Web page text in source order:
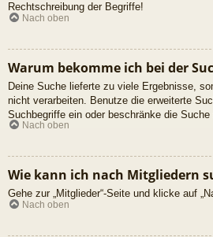
Rechtschreibung der Begriffe!
Nach oben
Warum bekomme ich bei der
Deine Suche lieferte zu viele Ergebnisse,
nicht verarbeiten. Benutze die erweiterte
Suchbegriffe ein oder beschränke die Suche
Nach oben
Wie kann ich nach Mitgliedern
Gehe zur „Mitglieder“-Seite und klicke auf
Nach oben